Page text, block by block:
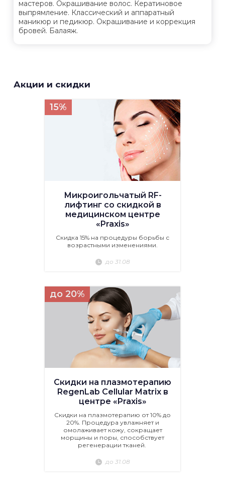
мастеров. Окрашивание волос. Кератиновое
выпрямление. Классический и аппаратный
маникюр и педикюр. Окрашивание и коррекция
бровей. Балаяж.
Акции и скидки
15%
Микроигольчатый RF-
лифтинг со скидкой в
медицинском центре
«Praxis»
Скидка 15% на процедуры борьбы с
возрастными изменениями.
до 31.08
до 20%
Скидки на плазмотерапию
RegenLab Cellular Matrix в
центре «Praxis»
Скидки на плазмотерапию от 10% до
20%. Процедура увлажняет и
омолаживает кожу, сокращает
морщины и поры, способствует
регенерации тканей.
до 31.08